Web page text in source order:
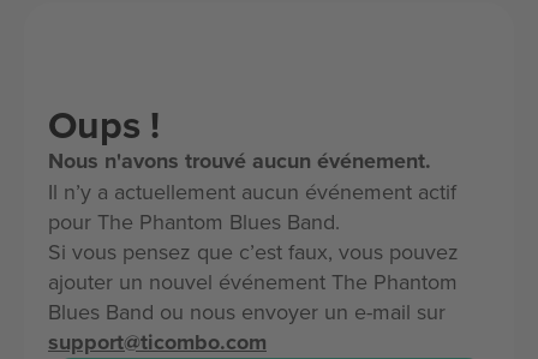
Oups !
Nous n'avons trouvé aucun événement.
Il n’y a actuellement aucun événement actif
pour The Phantom Blues Band.
Si vous pensez que c’est faux, vous pouvez
ajouter un nouvel événement The Phantom
Blues Band ou nous envoyer un e-mail sur
support@ticombo.com